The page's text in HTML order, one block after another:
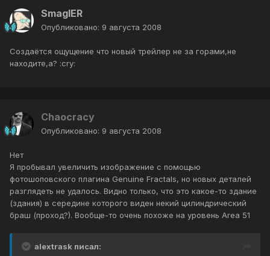
SmaglER
Опубликовано: 9 августа 2008
Создаётся ощущение что новый трейлер не за горами,не
находите,а? :cry:
Chaocracy
Опубликовано: 9 августа 2008
Нет
Я пробывал увеличить изображение с помощью
фотошоповского плагина Genuine Fractals, но новых деталей
разглядеть не удалось. Видно только, что это какое-то здание
(здания) в середине которого виден некий цилиндрический
браш (проход?). Вообще-то очень похоже на уровень Area 51
alextrask писал: